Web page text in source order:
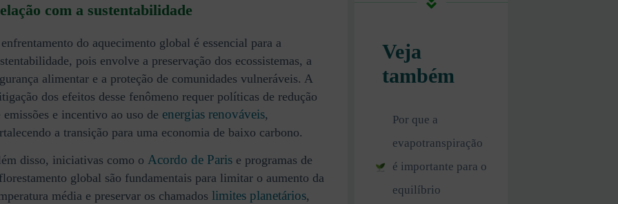
com a sustentabilidade
do aquecimento global é essencial para a
pois envolve a preservação dos ecossistemas, a
alimentar e a proteção de comunidades vulneráveis. A
dos efeitos desse fenômeno requer políticas de redução
emissões e incentivo ao uso de energias renováveis,
a transição para uma economia de baixo carbono.
disso, iniciativas como o Acordo de Paris e programas de
global são fundamentais para limitar o aumento da
média e preservar os chamados limites planetários,
Veja
também
Por que a
evapotranspiração
é importante para o
equilíbrio